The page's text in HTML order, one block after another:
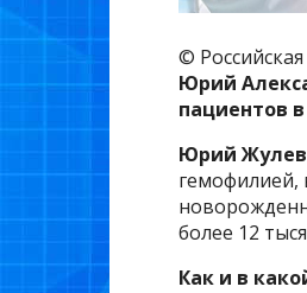
© Российская
Юрий
пациентов
Юрий
гемофилией,
более 12
Как и в